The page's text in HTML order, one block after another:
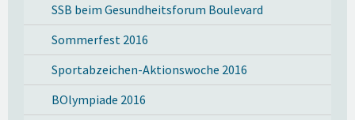
SSB beim Gesundheitsforum Boulevard
Sommerfest 2016
Sportabzeichen-Aktionswoche 2016
BOlympiade 2016